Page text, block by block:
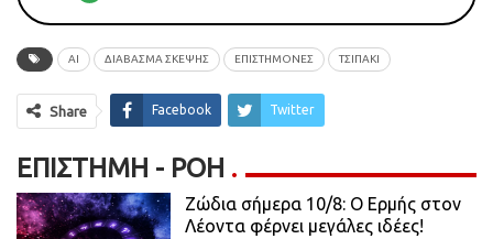
ΑΙ ΔΙΑΒΑΣΜΑ ΣΚΕΨΗΣ ΕΠΙΣΤΗΜΟΝΕΣ ΤΣΙΠΑΚΙ
Share Facebook Twitter
ΕΠΙΣΤΉΜΗ - ΡΟΗ
Ζώδια σήμερα 10/8: Ο Ερμής στον
Λέοντα φέρνει μεγάλες ιδέες!